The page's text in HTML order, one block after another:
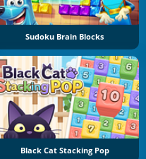
Sudoku Brain Blocks
Black Cat Stacking Pop